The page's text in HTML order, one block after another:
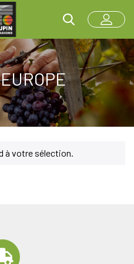
à votre sélection.